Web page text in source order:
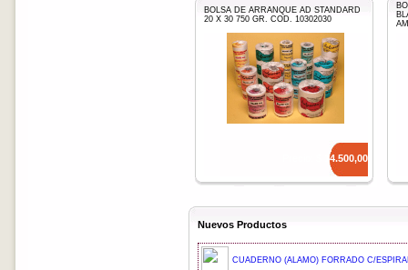
BOLSA DE ARRANQUE AD STANDARD
20 X 30 750 GR. COD. 10302030
14.500,00
Nuevos Productos
CUADERNO (ALAMO) FORRADO C/